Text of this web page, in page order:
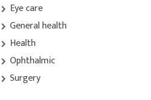
Eye care
General health
Health
Ophthalmic
Surgery